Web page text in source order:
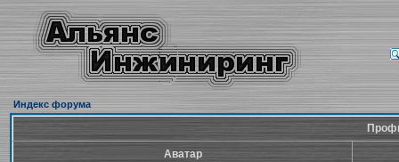
Индекс форума
Аватар